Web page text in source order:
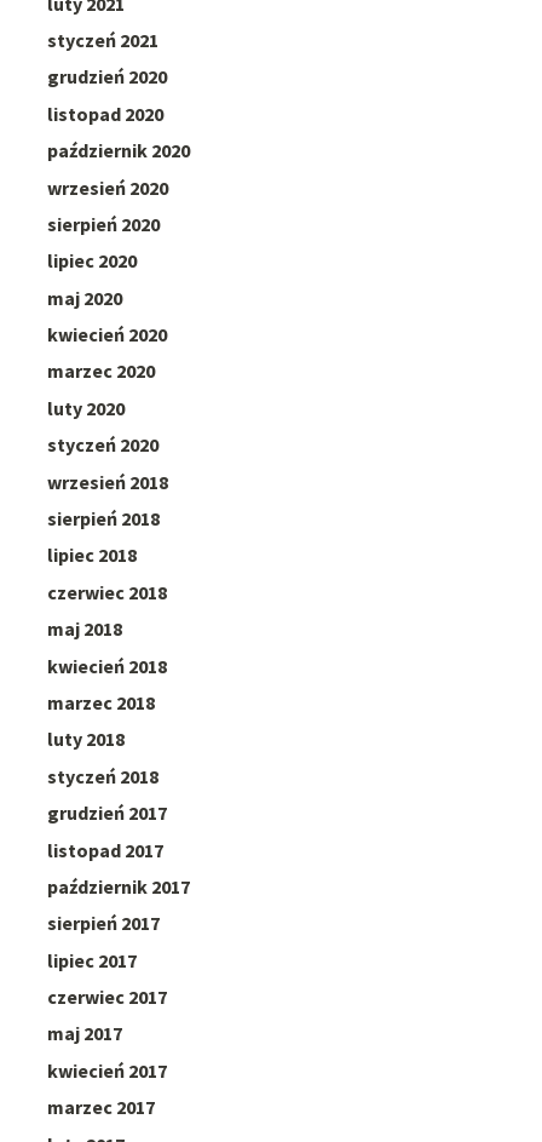
styczeń 2021
grudzień 2020
listopad 2020
październik 2020
wrzesień 2020
sierpień 2020
lipiec 2020
maj 2020
kwiecień 2020
marzec 2020
luty 2020
styczeń 2020
wrzesień 2018
sierpień 2018
lipiec 2018
czerwiec 2018
maj 2018
kwiecień 2018
marzec 2018
luty 2018
styczeń 2018
grudzień 2017
listopad 2017
październik 2017
sierpień 2017
lipiec 2017
czerwiec 2017
maj 2017
kwiecień 2017
marzec 2017